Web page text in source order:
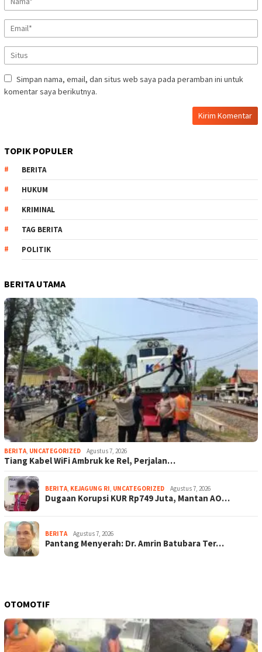
Simpan nama, email, dan situs web saya pada peramban ini untuk
komentar saya berikutnya.
TOPIK POPULER
BERITA
HUKUM
KRIMINAL
TAG BERITA
POLITIK
BERITA UTAMA
BERITA UNCATEGORIZED Agustus 7, 2026
Tiang Kabel WiFi Ambruk ke Rel, Perjalan…
BERITA KEJAGUNG RI UNCATEGORIZED Agustus 7, 2026
Dugaan Korupsi KUR Rp749 Juta, Mantan AO…
BERITA Agustus 7, 2026
Pantang Menyerah: Dr. Amrin Batubara Ter…
OTOMOTIF